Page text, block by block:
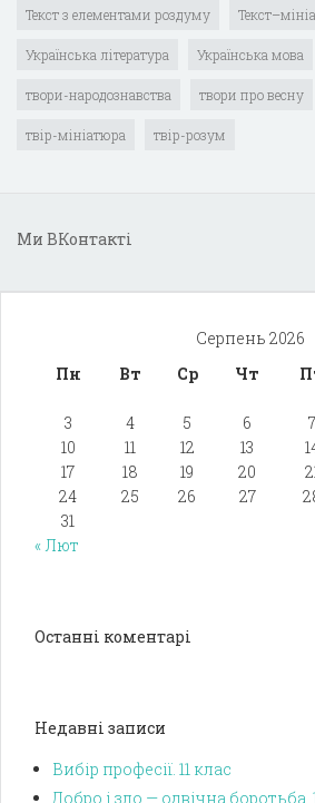
Текст з елементами роздуму
Українська література Українська мова
твори-народознавства твори про весну
твір-мініатюра твір-розум
Ми ВКонтакті
Серпень 2026
Пн
Вт Ср Чт
3
4 5 6 7
10
11 12 13
17
18 19 20
24
25 26 27
31
« Лют
Останні коментарі
Недавні записи
Вибір професії. 11 клас
Добро і зло — одвічна боротьба.